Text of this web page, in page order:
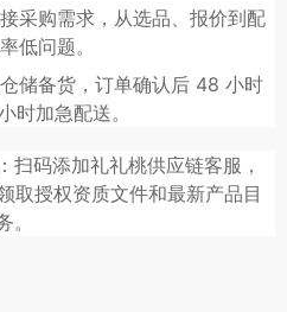
采购需求，从选品、报价到配
低问题。
储备货，订单确认后 48 小时
时加急配送。
扫码添加礼礼桃供应链客服，
取授权资质文件和最新产品目